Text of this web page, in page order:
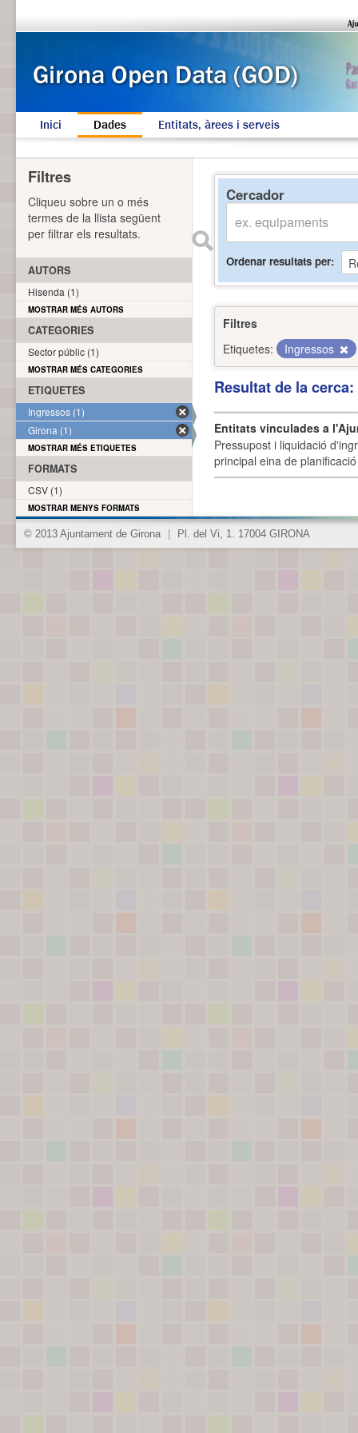
Inici Dades Entitats, àrees i serveis
Cercador
Ordenar resultats per
Filtres
Etiquetes:
Ingressos
Resultat de la
Entitats vinculades a
Pressupost i liquidació
principal eina de
Filtres
Cliqueu sobre un o més
termes de la llista següent
per filtrar els resultats.
AUTORS
Hisenda (1)
MOSTRAR MÉS AUTORS
CATEGORIES
Sector públic (1)
MOSTRAR MÉS CATEGORIES
ETIQUETES
Ingressos (1)
Girona (1)
MOSTRAR MÉS ETIQUETES
FORMATS
CSV (1)
MOSTRAR MENYS FORMATS
© 2013 Ajuntament de Girona Pl. del Vi, 1. 17004 GIRONA